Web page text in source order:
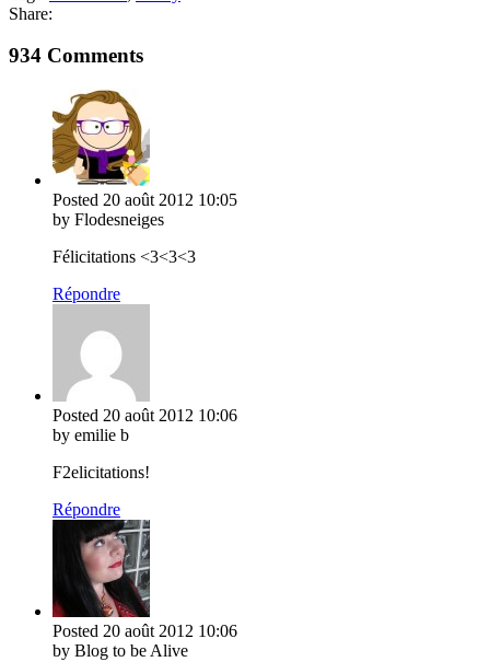
Share:
934 Comments
Posted 20 août 2012 10:05
by Flodesneiges
Félicitations <3<3<3
Répondre
Posted 20 août 2012 10:06
by emilie b
F2elicitations!
Répondre
Posted 20 août 2012 10:06
by Blog to be Alive